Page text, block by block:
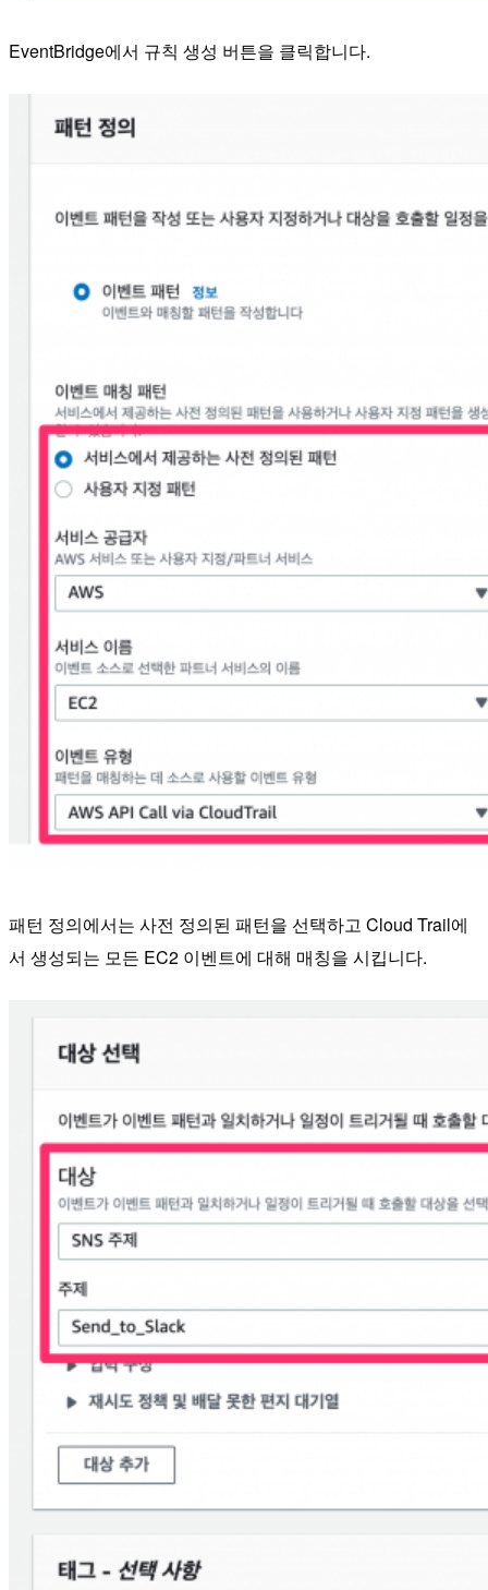
EventBridge에서 규칙 생성 버튼을 클릭합니다.
패턴 정의에서는 사전 정의된 패턴을 선택하고 Cloud Trail에
서 생성되는 모든 EC2 이벤트에 대해 매칭을 시킵니다.